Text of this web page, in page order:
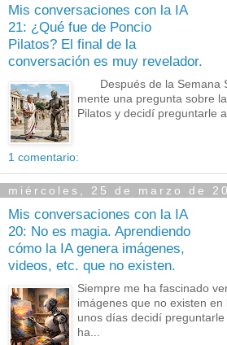
Mis conversaciones con la IA
21: ¿Qué fue de Poncio
Pilatos? El final de la
conversación es muy revelador.
Después de la Semana
mente una pregunta sobre
Pilatos y decidí preguntarle
1 comentario:
miércoles, 25 de marzo de
Mis conversaciones con la IA
20: No es magia. Aprendiendo
cómo la IA genera imágenes,
videos, etc. que no existen.
Siempre me ha fascinado
imágenes que no existen en
unos días decidí
ha...